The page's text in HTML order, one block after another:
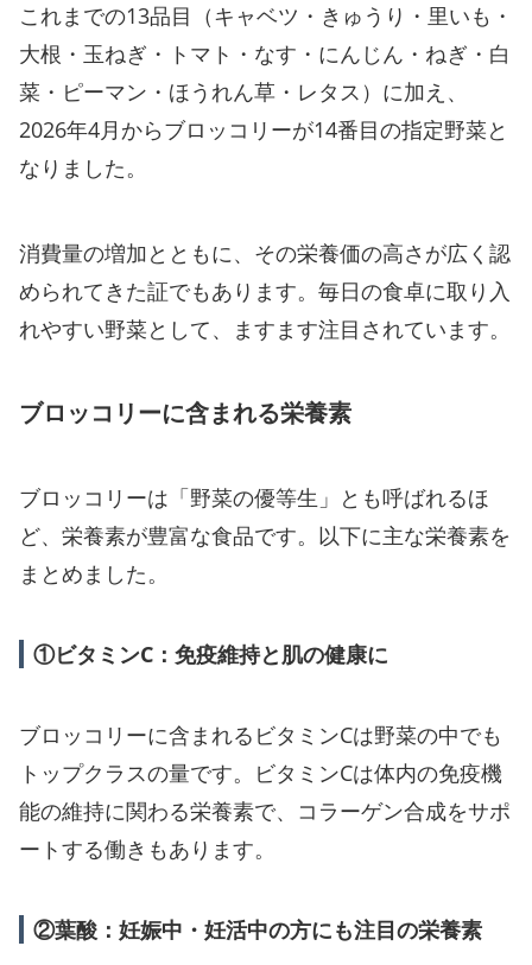
これまでの13品目（キャベツ・きゅうり・里いも・
大根・玉ねぎ・トマト・なす・にんじん・ねぎ・白
菜・ピーマン・ほうれん草・レタス）に加え、
2026年4月からブロッコリーが14番目の指定野菜と
なりました。
消費量の増加とともに、その栄養価の高さが広く認
められてきた証でもあります。毎日の食卓に取り入
れやすい野菜として、ますます注目されています。
ブロッコリーに含まれる栄養素
ブロッコリーは「野菜の優等生」とも呼ばれるほ
ど、栄養素が豊富な食品です。以下に主な栄養素を
まとめました。
①ビタミンC：免疫維持と肌の健康に
ブロッコリーに含まれるビタミンCは野菜の中でも
トップクラスの量です。ビタミンCは体内の免疫機
能の維持に関わる栄養素で、コラーゲン合成をサポ
ートする働きもあります。
②葉酸：妊娠中・妊活中の方にも注目の栄養素